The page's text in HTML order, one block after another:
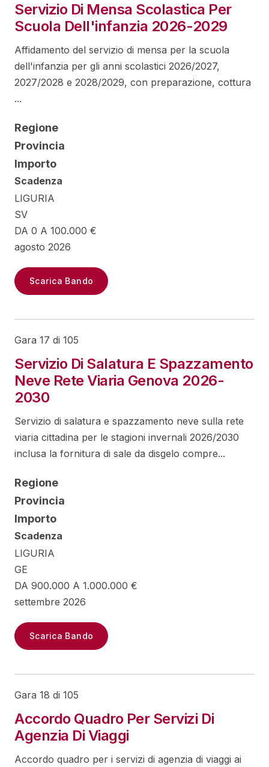
Servizio Di Mensa Scolastica Per
Scuola Dell'infanzia 2026-2029
Affidamento del servizio di mensa per la scuola
dell'infanzia per gli anni scolastici 2026/2027,
2027/2028 e 2028/2029, con preparazione, cottura
...
Regione
Provincia
Importo
Scadenza
LIGURIA
SV
DA 0 A 100.000 €
agosto 2026
Scarica Bando
Gara 17 di 105
Servizio Di Salatura E Spazzamento
Neve Rete Viaria Genova 2026-
2030
Servizio di salatura e spazzamento neve sulla rete
viaria cittadina per le stagioni invernali 2026/2030
inclusa la fornitura di sale da disgelo compre...
Regione
Provincia
Importo
Scadenza
LIGURIA
GE
DA 900.000 A 1.000.000 €
settembre 2026
Scarica Bando
Gara 18 di 105
Accordo Quadro Per Servizi Di
Agenzia Di Viaggi
Accordo quadro per i servizi di agenzia di viaggi ai